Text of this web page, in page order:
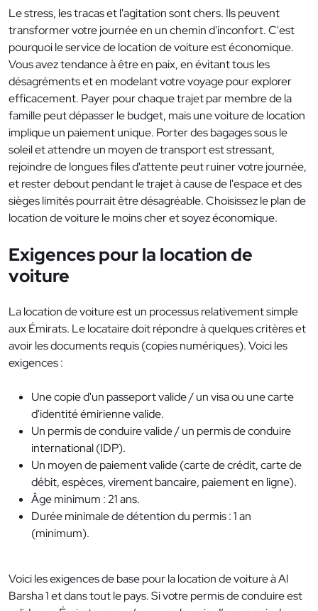
Le stress, les tracas et l'agitation sont chers. Ils peuvent
transformer votre journée en un chemin d'inconfort. C'est
pourquoi le service de location de voiture est économique.
Vous avez tendance à être en paix, en évitant tous les
désagréments et en modelant votre voyage pour explorer
efficacement. Payer pour chaque trajet par membre de la
famille peut dépasser le budget, mais une voiture de location
implique un paiement unique. Porter des bagages sous le
soleil et attendre un moyen de transport est stressant,
rejoindre de longues files d'attente peut ruiner votre journée,
et rester debout pendant le trajet à cause de l'espace et des
sièges limités pourrait être désagréable. Choisissez le plan de
location de voiture le moins cher et soyez économique.
Exigences pour la location de
voiture
La location de voiture est un processus relativement simple
aux Émirats. Le locataire doit répondre à quelques critères et
avoir les documents requis (copies numériques). Voici les
exigences :
Une copie d'un passeport valide / un visa ou une carte
d'identité émirienne valide.
Un permis de conduire valide / un permis de conduire
international (IDP).
Un moyen de paiement valide (carte de crédit, carte de
débit, espèces, virement bancaire, paiement en ligne).
Âge minimum : 21 ans.
Durée minimale de détention du permis : 1 an
(minimum).
Voici les exigences de base pour la location de voiture à Al
Barsha 1 et dans tout le pays. Si votre permis de conduire est